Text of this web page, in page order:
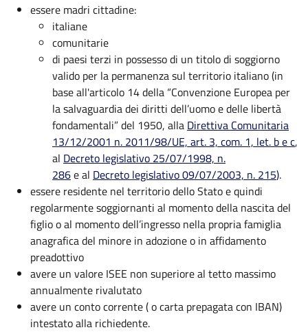
essere madri cittadine:
italiane
comunitarie
di paesi terzi in possesso di un titolo di soggiorno
valido per la permanenza sul territorio italiano (in
base all'articolo 14 della “Convenzione Europea per
la salvaguardia dei diritti dell’uomo e delle libertà
fondamentali” del 1950, alla Direttiva Comunitaria
13/12/2001 n. 2011/98/UE, art. 3, com. 1, let. b e c,
al Decreto legislativo 25/07/1998, n.
286e al Decreto legislativo 09/07/2003, n. 215).
essere residente nel territorio dello Stato e quindi
regolarmente soggiornanti al momento della nascita del
figlio o al momento dell’ingresso nella propria famiglia
anagrafica del minore in adozione o in affidamento
preadottivo
avere un valore ISEE non superiore al tetto massimo
annualmente rivalutato
avere un conto corrente ( o carta prepagata con IBAN)
intestato alla richiedente.